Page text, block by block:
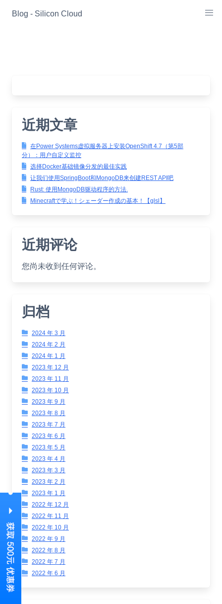
Blog - Silicon Cloud
近期文章
在Power Systems虚拟服务器上安装OpenShift 4.7（第5部
分）：用户自定义监控
选择Docker基础镜像分发的最佳实践
让我们使用SpringBoot和MongoDB来创建REST API吧
Rust: 使用MongoDB驱动程序的方法.
Minecraftで学ぶ！シェーダー作成の基本！【glsl】
近期评论
您尚未收到任何评论。
归档
2024 年 3 月
2024 年 2 月
2024 年 1 月
2023 年 12 月
2023 年 11 月
2023 年 10 月
2023 年 9 月
2023 年 8 月
2023 年 7 月
2023 年 6 月
2023 年 5 月
2023 年 4 月
2023 年 3 月
2023 年 2 月
2023 年 1 月
2022 年 12 月
2022 年 11 月
2022 年 10 月
2022 年 9 月
2022 年 8 月
2022 年 7 月
2022 年 6 月